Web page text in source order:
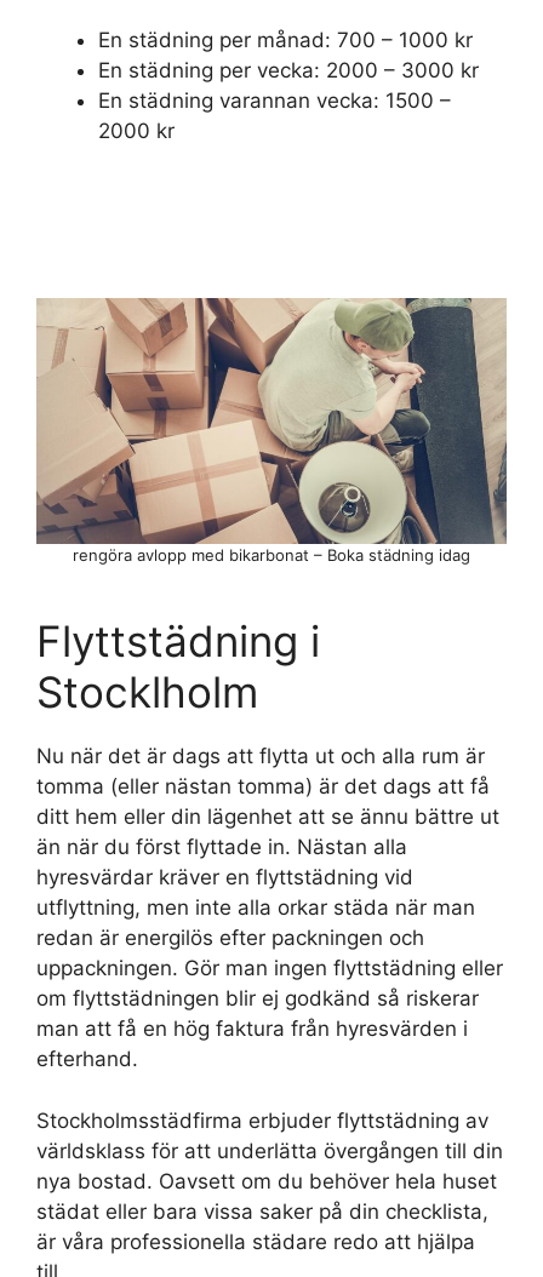
En städning per månad: 700 – 1000 kr
En städning per vecka: 2000 – 3000 kr
En städning varannan vecka: 1500 –
2000 kr
Flyttstädning i
Stocklholm
Nu när det är dags att flytta ut och alla rum är
tomma (eller nästan tomma) är det dags att få
ditt hem eller din lägenhet att se ännu bättre ut
än när du först flyttade in. Nästan alla
hyresvärdar kräver en flyttstädning vid
utflyttning, men inte alla orkar städa när man
redan är energilös efter packningen och
uppackningen. Gör man ingen flyttstädning eller
om flyttstädningen blir ej godkänd så riskerar
man att få en hög faktura från hyresvärden i
efterhand.
Stockholmsstädfirma erbjuder flyttstädning av
världsklass för att underlätta övergången till din
nya bostad. Oavsett om du behöver hela huset
städat eller bara vissa saker på din checklista,
är våra professionella städare redo att hjälpa
till.
rengöra avlopp med bikarbonat – Boka städning idag